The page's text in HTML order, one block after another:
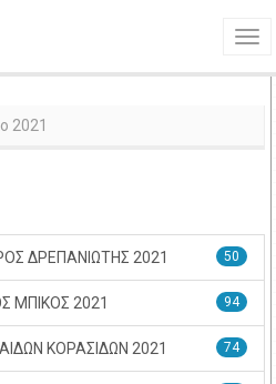
2021
ΔΡΕΠΑΝΙΩΤΗΣ 2021 50
ΜΠΙΚΟΣ 2021 94
ΚΟΡΑΣΙΔΩΝ 2021 74